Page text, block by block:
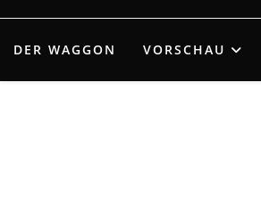
springen
DER WAGGON VORSCHAU